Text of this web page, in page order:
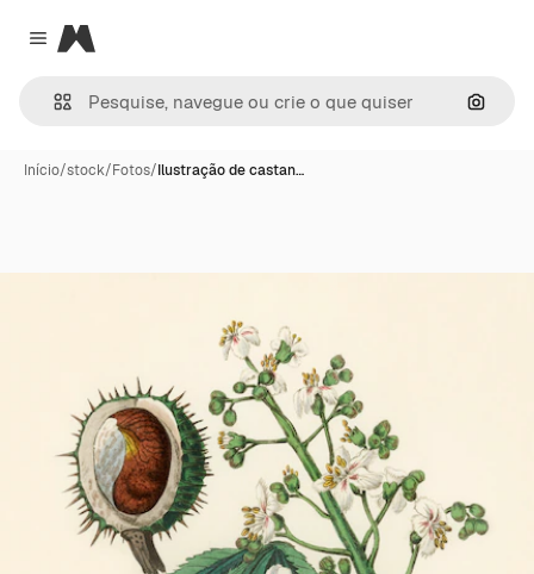
Close menu
Magnific
Início/stock/Fotos/Ilustração de castan…